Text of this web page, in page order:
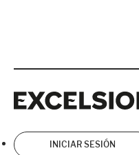
INICIAR SESIÓN